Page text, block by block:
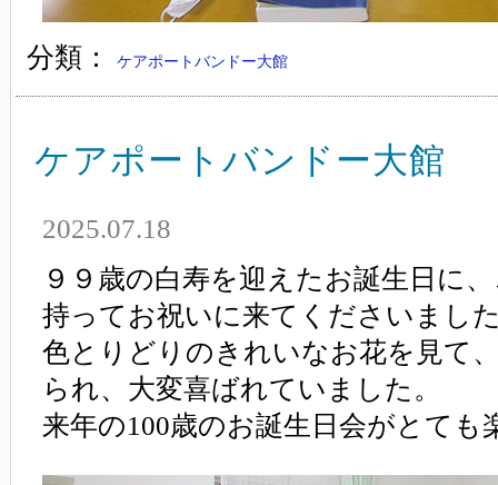
分類： ケアポートバンドー大館
ケアポートバンドー大館
2025.07.18
９９歳の白寿を迎えたお誕生日に
持ってお祝いに来てくださいまし
色とりどりのきれいなお花を見て
られ、大変喜ばれていました。
来年の100歳のお誕生日会がとても